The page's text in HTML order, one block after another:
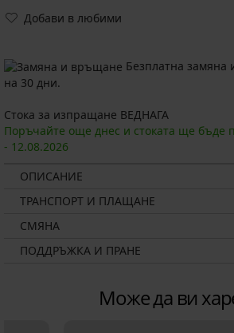
Добави в любими
Безплатна
на 30 дни.
Стока за изпращане ВЕДНАГА
Поръчайте още днес и стоката ще бъде
- 12.08.2026
ОПИСАНИЕ
ТРАНСПОРТ И ПЛАЩАНЕ
СМЯНА
ПОДДРЪЖКА И ПРАНЕ
Може да ви